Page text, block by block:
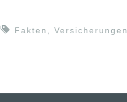
Fakten Versicherungen